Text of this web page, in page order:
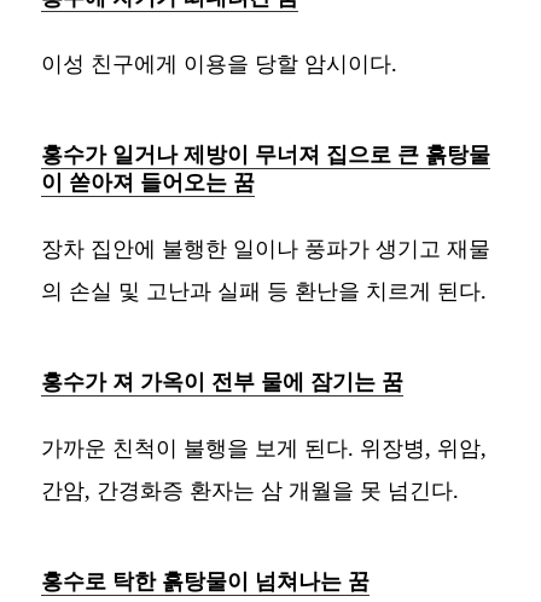
이성 친구에게 이용을 당할 암시이다.
홍수가 일거나 제방이 무너져 집으로 큰 흙탕물
이 쏟아져 들어오는 꿈
장차 집안에 불행한 일이나 풍파가 생기고 재물
의 손실 및 고난과 실패 등 환난을 치르게 된다.
홍수가 져 가옥이 전부 물에 잠기는 꿈
가까운 친척이 불행을 보게 된다. 위장병, 위암,
간암, 간경화증 환자는 삼 개월을 못 넘긴다.
홍수로 탁한 흙탕물이 넘쳐나는 꿈